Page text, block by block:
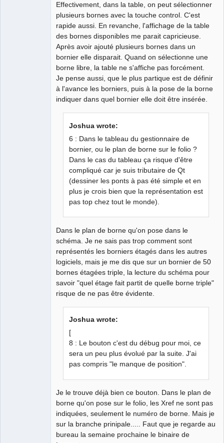
Effectivement, dans la table, on peut sélectionner
plusieurs bornes avec la touche control. C'est
rapide aussi. En revanche, l'affichage de la table
des bornes disponibles me parait capricieuse.
Après avoir ajouté plusieurs bornes dans un
bornier elle disparait. Quand on sélectionne une
borne libre, la table ne s'affiche pas forcément.
Je pense aussi, que le plus partique est de définir
à l'avance les borniers, puis à la pose de la borne
indiquer dans quel bornier elle doit être insérée.
Joshua wrote:
6 : Dans le tableau du gestionnaire de
bornier, ou le plan de borne sur le folio ?
Dans le cas du tableau ça risque d'être
compliqué car je suis tributaire de Qt
(dessiner les ponts à pas été simple et en
plus je crois bien que la représentation est
pas top chez tout le monde).
Dans le plan de borne qu'on pose dans le
schéma. Je ne sais pas trop comment sont
représentés les borniers étagés dans les autres
logiciels, mais je me dis que sur un bornier de 50
bornes étagées triple, la lecture du schéma pour
savoir "quel étage fait partit de quelle borne triple"
risque de ne pas être évidente.
Joshua wrote:
[
8 : Le bouton c'est du débug pour moi, ce
sera un peu plus évolué par la suite. J'ai
pas compris "le manque de position".
Je le trouve déjà bien ce bouton. Dans le plan de
borne qu'on pose sur le folio, les Xref ne sont pas
indiquées, seulement le numéro de borne. Mais je
sur la branche prinipale..... Faut que je regarde au
bureau la semaine prochaine le binaire de